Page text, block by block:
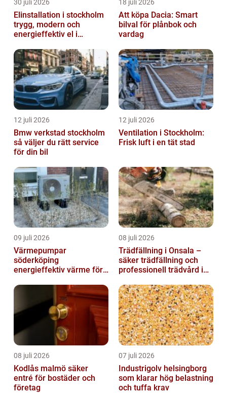
30 juli 2026
Elinstallation i stockholm
trygg, modern och
energieffektiv el i
18 juli 2026
Att köpa Dacia: Smart
bilval för plånbok och
vardag
12 juli 2026
Bmw verkstad stockholm
så väljer du rätt service
för din bil
12 juli 2026
Ventilation i Stockholm:
Frisk luft i en tät stad
09 juli 2026
Värmepumpar
söderköping
energieffektiv värme för
08 juli 2026
Trädfällning i Onsala –
säker trädfällning och
professionell trädvård i
08 juli 2026
Kodlås malmö säker
entré för bostäder och
företag
07 juli 2026
Industrigolv helsingborg
som klarar hög belastning
och tuffa krav